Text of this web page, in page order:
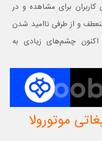
کاربران برای مشاهده و در
و از طرفی ناامید شدن
اکنون چشم‌های زیادی به
موتورولا